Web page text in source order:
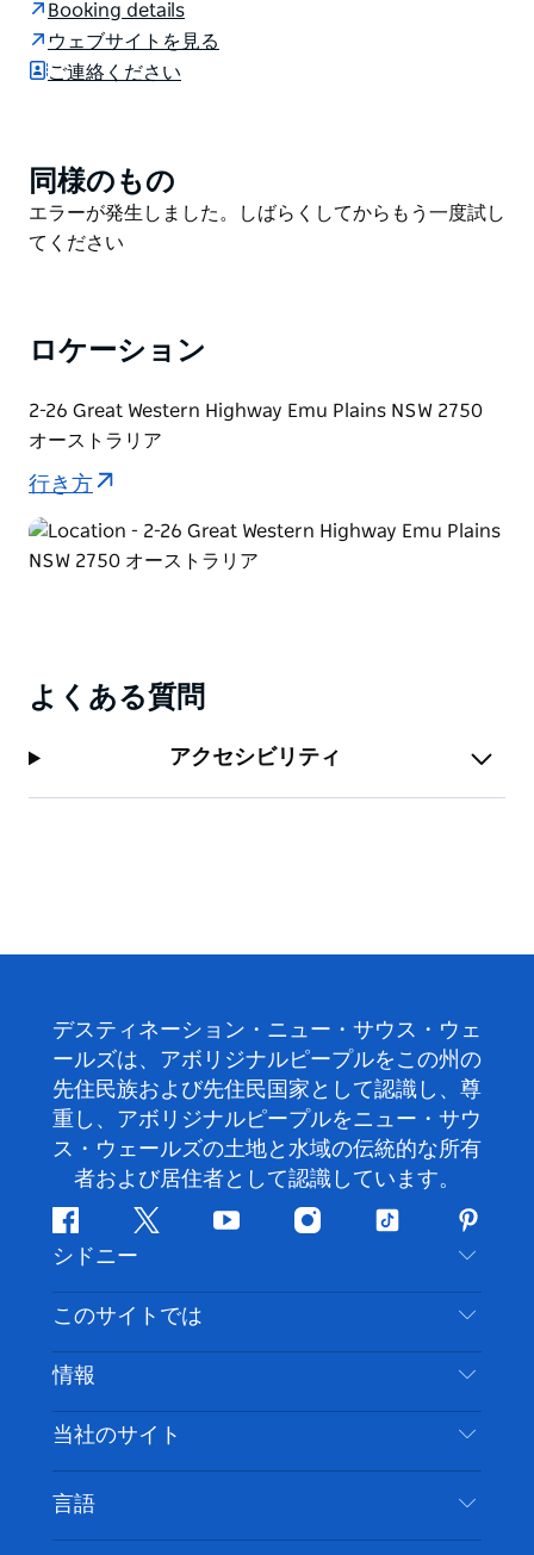
のロケーションを誇るエミュー・ホールは、歴史、雰囲
気、そして現代的なセンスが融合したユニークな空間で
す。
ィナーメニューをお楽しみいただけます。カフェ、レス
トラン、バー、ビアガーデンを併設し、ご友人との語ら
い、特別な日のお祝い、あるいはただゆったりと美しい
ミュー・ホールは極上のお料理、温かいおもてなし、そ
朝食、ランチ、ディナーのプランニングはお任せくださ
い。
Booking details
ウェブサイトを見る
ご連絡ください
Product
List
同様のもの
Product
List
エラーが発生しました。しばらくしてからもう一度試し
てください
ロケーション
2-26 Great Western Highway Emu Plains NSW 2750
オーストラリア
行き方
よくある質問
アクセシビリティ
デスティネーション・ニュー・サウス・ウェ
ールズは、アボリジナルピープルをこの州の
先住民族および先住民国家として認識し、尊
重し、アボリジナルピープルをニュー・サウ
ス・ウェールズの土地と水域の伝統的な所有
者および居住者として認識しています。
フ
ェ
イ
ス
ブ
ッ
ク
ツ
ッ
タ
ー
ユ
チ
ー
イ
ス
グ
ム
テ
ッ
ト
ク
ピ
ン
タ
レ
ス
ト
シドニー
お問い合わせ
免責事項
クッキーに関する通知
このサイトでは
目的地
やるべきこと
イベント
宿泊施設
情報
旅行情報
アクセシブルシドニー
ビジネスを登録する
当社のサイト
言語